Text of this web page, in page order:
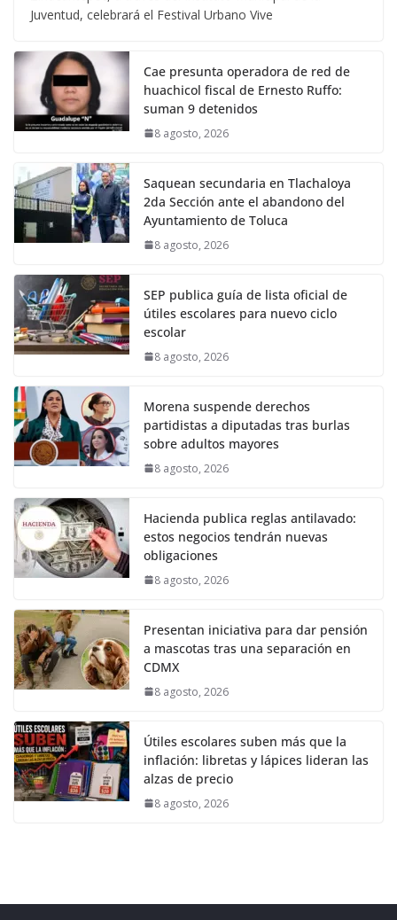
Juventud, celebrará el Festival Urbano Vive
Cae presunta operadora de red de
huachicol fiscal de Ernesto Ruffo:
suman 9 detenidos
8 agosto, 2026
Saquean secundaria en Tlachaloya
2da Sección ante el abandono del
Ayuntamiento de Toluca
8 agosto, 2026
SEP publica guía de lista oficial de
útiles escolares para nuevo ciclo
escolar
8 agosto, 2026
Morena suspende derechos
partidistas a diputadas tras burlas
sobre adultos mayores
8 agosto, 2026
Hacienda publica reglas antilavado:
estos negocios tendrán nuevas
obligaciones
8 agosto, 2026
Presentan iniciativa para dar pensión
a mascotas tras una separación en
CDMX
8 agosto, 2026
Útiles escolares suben más que la
inflación: libretas y lápices lideran las
alzas de precio
8 agosto, 2026